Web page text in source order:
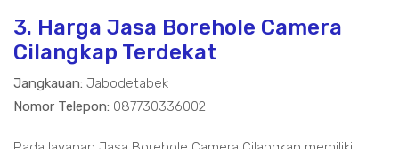
3. Harga Jasa Borehole Camera
Cilangkap Terdekat
Jangkauan: Jabodetabek
Nomor Telepon: 087730336002